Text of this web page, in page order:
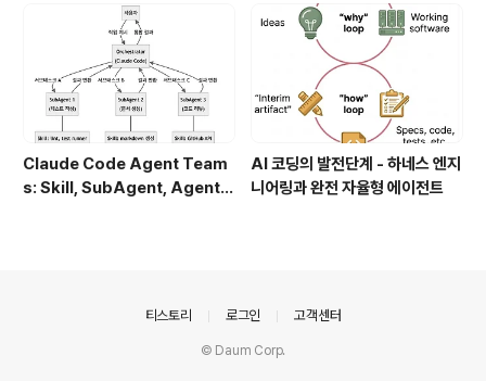
Claude Code Agent Team
s: Skill, SubAgent, Agent T
AI 코딩의 발전단계 - 하네스 엔지
니어링과 완전 자율형 에이전트
티스토리 로그인 고객센터
© Daum Corp.